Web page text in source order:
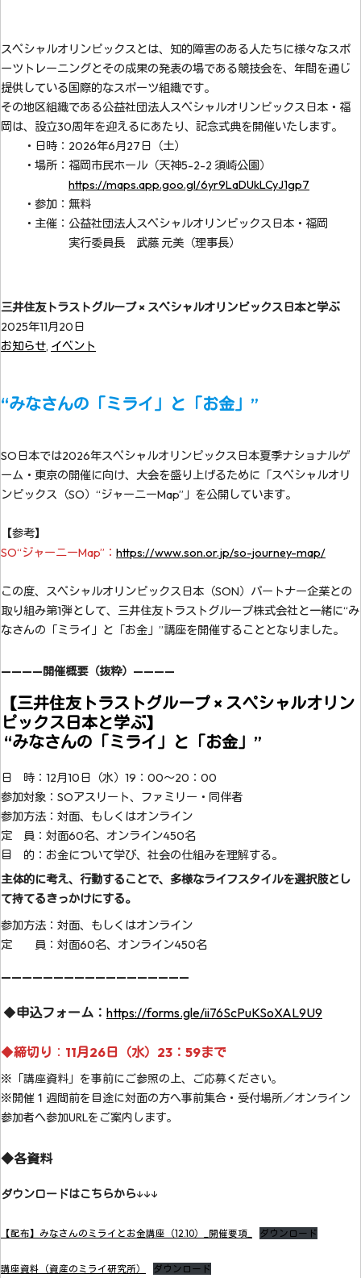
スペシャルオリンピックスとは、知的障害のある人たちに様々なスポ
ーツトレーニングとその成果の発表の場である競技会を、年間を通じ
提供している国際的なスポーツ組織です。
その地区組織である公益社団法人スペシャルオリンピックス日本・福
岡は、設立30周年を迎えるにあたり、記念式典を開催いたします。
・日時：2026年6月27日（土）
・場所：福岡市民ホール（天神5-2-2 須崎公園）
https://maps.app.goo.gl/6yr9LaDUkLCyJ1gp7
・参加：無料
・主催：公益社団法人スペシャルオリンピックス日本・福岡
実行委員長 武藤 元美（理事長）
三井住友トラストグループ × スペシャルオリンピックス日本と学ぶ
2025年11月20日
お知らせ, イベント
“みなさんの「ミライ」と「お金」”
SO日本では2026年スペシャルオリンピックス日本夏季ナショナルゲ
ーム・東京の開催に向け、大会を盛り上げるために「スペシャルオリ
ンピックス（SO）“ジャーニーMap”」を公開しています。
【参考】
SO“ジャーニーMap”： https://www.son.or.jp/so-journey-map/
この度、スペシャルオリンピックス日本（SON）パートナー企業との
取り組み第1弾として、三井住友トラストグループ株式会社と一緒に“み
なさんの「ミライ」と「お金」”講座を開催することとなりました。
————開催概要（抜粋）————
【三井住友トラストグループ × スペシャルオリン
ピックス日本と学ぶ】
“みなさんの「ミライ」と「お金」”
日 時：12月10日（水）19：00～20：00
参加対象：SOアスリート、ファミリー・同伴者
参加方法：対面、もしくはオンライン
定 員：対面60名、オンライン450名
目 的：お金について学び、社会の仕組みを理解する。
主体的に考え、行動することで、多様なライフスタイルを選択肢とし
て持てるきっかけにする。
参加方法：対面、もしくはオンライン
定 員：対面60名、オンライン450名
——————————————————
◆申込フォーム： https://forms.gle/ii76ScPuKSoXAL9U9
◆締切り ： 11月26日（水）23：59まで
※「講座資料」を事前にご参照の上、ご応募ください。
※開催１週間前を目途に対面の方へ事前集合・受付場所／オンライン
参加者へ参加URLをご案内します。
◆各資料
ダウンロードはこちらから↓↓↓
【配布】みなさんのミライとお金講座（12.10）_開催要項_ ダウンロード
講座資料（資産のミライ研究所） ダウンロード